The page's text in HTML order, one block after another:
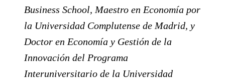
Business School, Maestro en Economía por
la Universidad Complutense de Madrid, y
Doctor en Economía y Gestión de la
Innovación del Programa
Interuniversitario de la Universidad